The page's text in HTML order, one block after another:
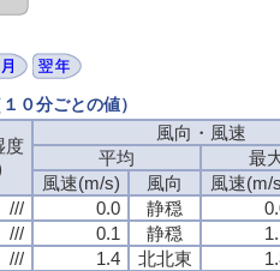
０分ごとの値）
度
風向・風速
平均
最
風速(m/s)
風向
風速(m/
/// 0.0 静穏
/// 0.1 静穏
/// 1.4 北北東